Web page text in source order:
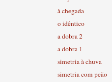
à chegada
o idêntico
a dobra 2
a dobra 1
simetria à chuva
simetria com peão